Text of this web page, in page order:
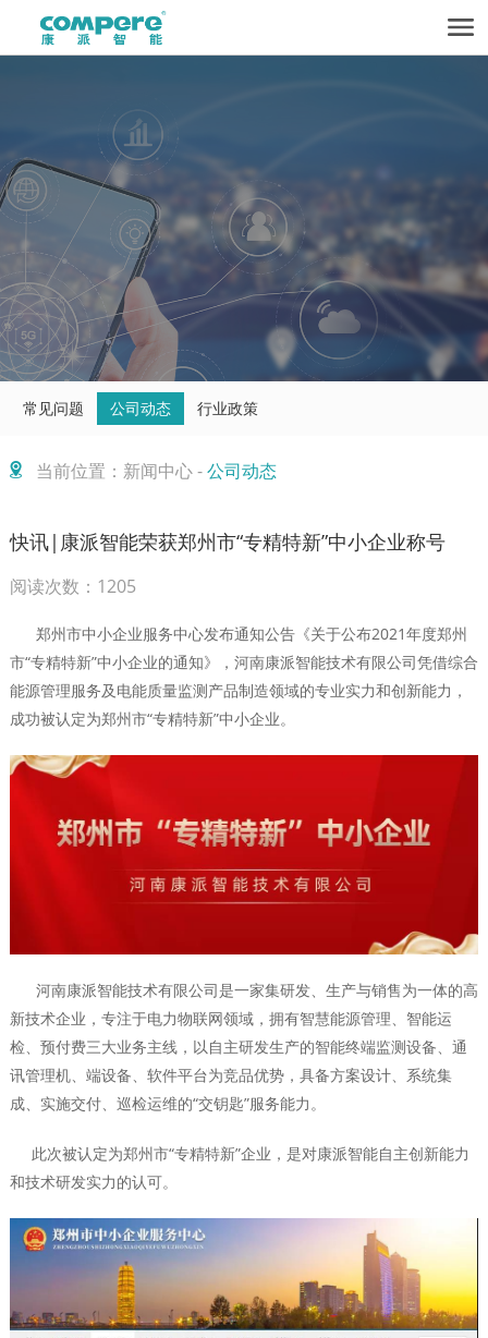
常见问题 公司动态 行业政策
当前位置：新闻中心 -公司动态
快讯|康派智能荣获郑州市“专精特新”中小企业称号
阅读次数：1205
郑州市中小企业服务中心发布通知公告《关于公布2021年度郑州
市“专精特新”中小企业的通知》，河南康派智能技术有限公司凭借综合
能源管理服务及电能质量监测产品制造领域的专业实力和创新能力，
成功被认定为郑州市“专精特新”中小企业。
河南康派智能技术有限公司是一家集研发、生产与销售为一体的高
新技术企业，专注于电力物联网领域，拥有智慧能源管理、智能运
检、预付费三大业务主线，以自主研发生产的智能终端监测设备、通
讯管理机、端设备、软件平台为竞品优势，具备方案设计、系统集
成、实施交付、巡检运维的“交钥匙”服务能力。
此次被认定为郑州市“专精特新”企业，是对康派智能自主创新能力
和技术研发实力的认可。